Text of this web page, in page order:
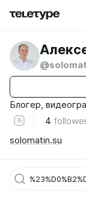
Блогер,
4
solomatin.su